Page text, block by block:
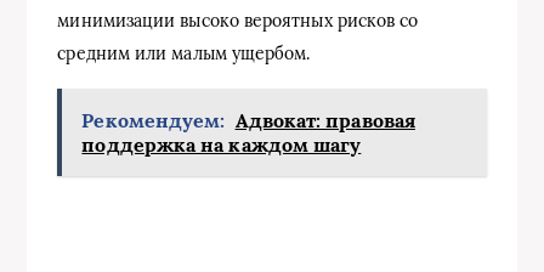
минимизации высоко вероятных рисков со
средним или малым ущербом.
Рекомендуем: Адвокат: правовая
поддержка на каждом шагу